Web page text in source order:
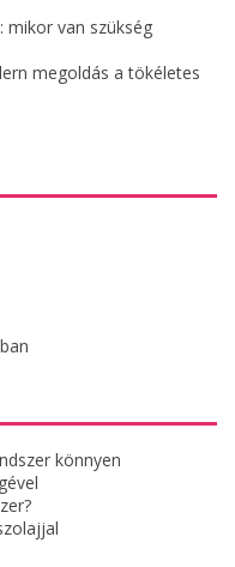
van szükség
megoldás a tökéletes
könnyen